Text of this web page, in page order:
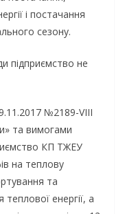
і постачання
сезону.
підприємство не
№2189-VIII
та вимогами
КП ТЖЕУ
на теплову
та
енергії, а